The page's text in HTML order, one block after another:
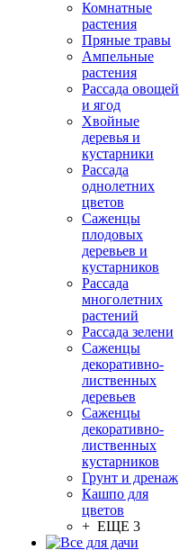
Комнатные
растения
Пряные травы
Ампельные
растения
Рассада овощей
и ягод
Хвойные
деревья и
кустарники
Рассада
однолетних
цветов
Саженцы
плодовых
деревьев и
кустарников
Рассада
многолетних
растений
Рассада зелени
Саженцы
декоративно-
лиственных
деревьев
Саженцы
декоративно-
лиственных
кустарников
Грунт и дренаж
Кашпо для
цветов
+ ЕЩЕ 3